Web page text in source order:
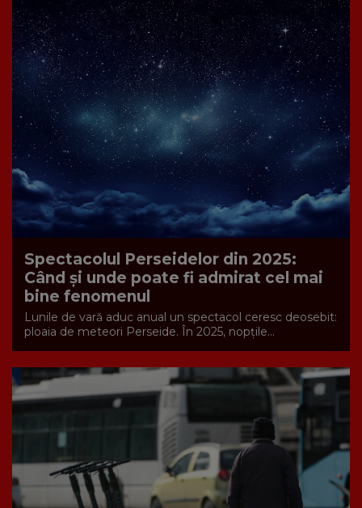
Spectacolul Perseidelor din 2025:
Când și unde poate fi admirat cel mai
bine fenomenul
Lunile de vară aduc anual un spectacol ceresc deosebit:
ploaia de meteori Perseide. În 2025, nopțile...